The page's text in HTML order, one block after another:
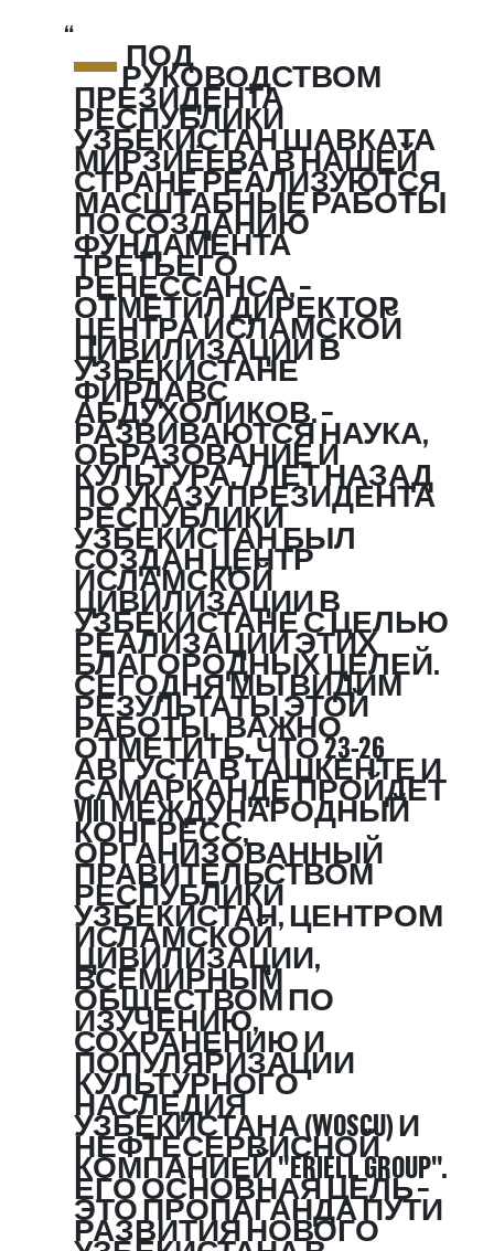
– ПОД
РУКОВОДСТВОМ
ПРЕЗИДЕНТА
РЕСПУБЛИКИ
УЗБЕКИСТАН ШАВКАТА
МИРЗИЁЕВА В НАШЕЙ
СТРАНЕ РЕАЛИЗУЮТСЯ
МАСШТАБНЫЕ РАБОТЫ
ПО СОЗДАНИЮ
ФУНДАМЕНТА
ТРЕТЬЕГО
РЕНЕССАНСА, –
ОТМЕТИЛ ДИРЕКТОР
ЦЕНТРА ИСЛАМСКОЙ
ЦИВИЛИЗАЦИИ В
УЗБЕКИСТАНЕ
ФИРДАВС
АБДУХОЛИКОВ. –
РАЗВИВАЮТСЯ НАУКА,
ОБРАЗОВАНИЕ И
КУЛЬТУРА. 7 ЛЕТ НАЗАД
ПО УКАЗУ ПРЕЗИДЕНТА
РЕСПУБЛИКИ
УЗБЕКИСТАН БЫЛ
СОЗДАН ЦЕНТР
ИСЛАМСКОЙ
ЦИВИЛИЗАЦИИ В
УЗБЕКИСТАНЕ С ЦЕЛЬЮ
РЕАЛИЗАЦИИ ЭТИХ
БЛАГОРОДНЫХ ЦЕЛЕЙ.
СЕГОДНЯ МЫ ВИДИМ
РЕЗУЛЬТАТЫ ЭТОЙ
РАБОТЫ. ВАЖНО
ОТМЕТИТЬ, ЧТО 23-26
АВГУСТА В ТАШКЕНТЕ И
САМАРКАНДЕ ПРОЙДЕТ
VIII МЕЖДУНАРОДНЫЙ
КОНГРЕСС,
ОРГАНИЗОВАННЫЙ
ПРАВИТЕЛЬСТВОМ
РЕСПУБЛИКИ
УЗБЕКИСТАН, ЦЕНТРОМ
ИСЛАМСКОЙ
ЦИВИЛИЗАЦИИ,
ВСЕМИРНЫМ
ОБЩЕСТВОМ ПО
ИЗУЧЕНИЮ,
СОХРАНЕНИЮ И
ПОПУЛЯРИЗАЦИИ
КУЛЬТУРНОГО
НАСЛЕДИЯ
УЗБЕКИСТАНА (WOSCU) И
НЕФТЕСЕРВИСНОЙ
КОМПАНИЕЙ "ERIELL GROUP".
ЕГО ОСНОВНАЯ ЦЕЛЬ –
ЭТО ПРОПАГАНДА ПУТИ
РАЗВИТИЯ НОВОГО